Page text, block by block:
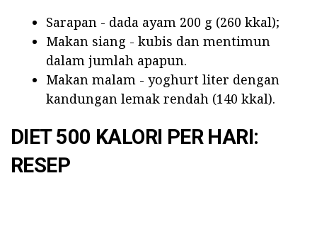
Sarapan - dada ayam 200 g (260 kkal);
Makan siang - kubis dan mentimun
dalam jumlah apapun.
Makan malam - yoghurt liter dengan
kandungan lemak rendah (140 kkal).
DIET 500 KALORI PER HARI:
RESEP